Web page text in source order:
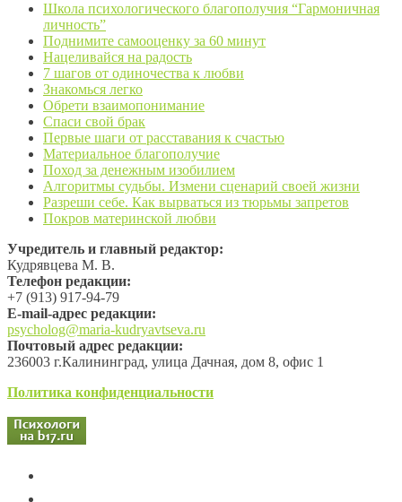
Школа психологического благополучия “Гармоничная
личность”
Поднимите самооценку за 60 минут
Нацеливайся на радость
7 шагов от одиночества к любви
Знакомься легко
Обрети взаимопонимание
Спаси свой брак
Первые шаги от расставания к счастью
Материальное благополучие
Поход за денежным изобилием
Алгоритмы судьбы. Измени сценарий своей жизни
Разреши себе. Как вырваться из тюрьмы запретов
Покров материнской любви
Учредитель и главный редактор:
Кудрявцева М. В.
Телефон редакции:
+7 (913) 917-94-79
Е-mail-адрес редакции:
psycholog@maria-kudryavtseva.ru
Почтовый адрес редакции:
236003 г.Калининград, улица Дачная, дом 8, офис 1
Политика конфиденциальности